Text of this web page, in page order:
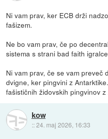
Ni vam prav, ker ECB drži
fašizem.
Ne bo vam prav, če po
sistema s strani bad faith
Ni vam prav, če se vam preveč
dvigne, ker pingvini z
fašističnih židovskih pingvinov
kow
::24. maj 2026, 16:33